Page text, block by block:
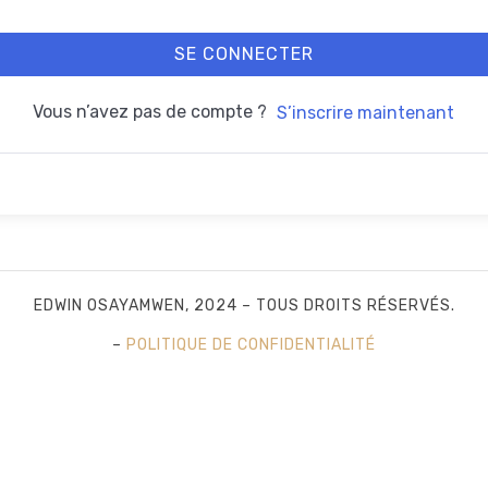
SE CONNECTER
Vous n’avez pas de compte ? S’inscrire maintenant
EDWIN OSAYAMWEN, 2024 – TOUS DROITS RÉSERVÉS.
– POLITIQUE DE CONFIDENTIALITÉ